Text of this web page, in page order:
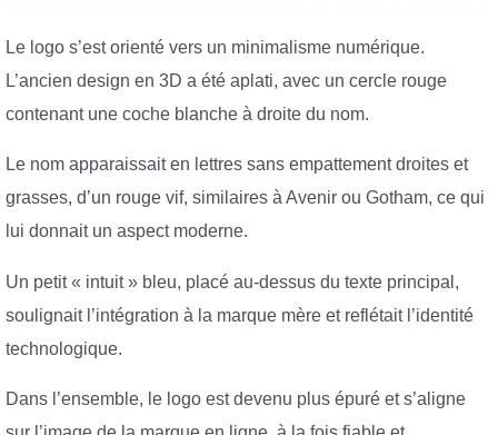
Le logo s’est orienté vers un minimalisme numérique.
L’ancien design en 3D a été aplati, avec un cercle rouge
contenant une coche blanche à droite du nom.
Le nom apparaissait en lettres sans empattement droites et
grasses, d’un rouge vif, similaires à Avenir ou Gotham, ce qui
lui donnait un aspect moderne.
Un petit « intuit » bleu, placé au-dessus du texte principal,
soulignait l’intégration à la marque mère et reflétait l’identité
technologique.
Dans l’ensemble, le logo est devenu plus épuré et s’aligne